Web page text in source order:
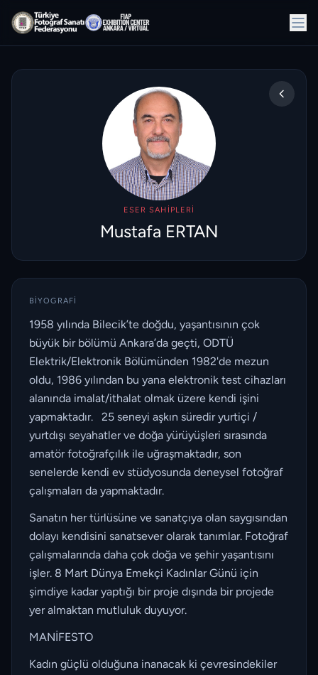
ESER SAHIPLERI
Mustafa ERTAN
BIYOGRAFI
1958 yılında Bilecik’te doğdu, yaşantısının çok
büyük bir bölümü Ankara’da geçti, ODTÜ
Elektrik/Elektronik Bölümünden 1982'de mezun
oldu, 1986 yılından bu yana elektronik test cihazları
alanında imalat/ithalat olmak üzere kendi işini
yapmaktadır. 25 seneyi aşkın süredir yurtiçi /
yurtdışı seyahatler ve doğa yürüyüşleri sırasında
amatör fotoğrafçılık ile uğraşmaktadır, son
senelerde kendi ev stüdyosunda deneysel fotoğraf
çalışmaları da yapmaktadır.
Sanatın her türlüsüne ve sanatçıya olan saygısından
dolayı kendisini sanatsever olarak tanımlar. Fotoğraf
çalışmalarında daha çok doğa ve şehir yaşantısını
işler. 8 Mart Dünya Emekçi Kadınlar Günü için
şimdiye kadar yaptığı bir proje dışında bir projede
yer almaktan mutluluk duyuyor.
MANİFESTO
Kadın güçlü olduğuna inanacak ki çevresindekiler